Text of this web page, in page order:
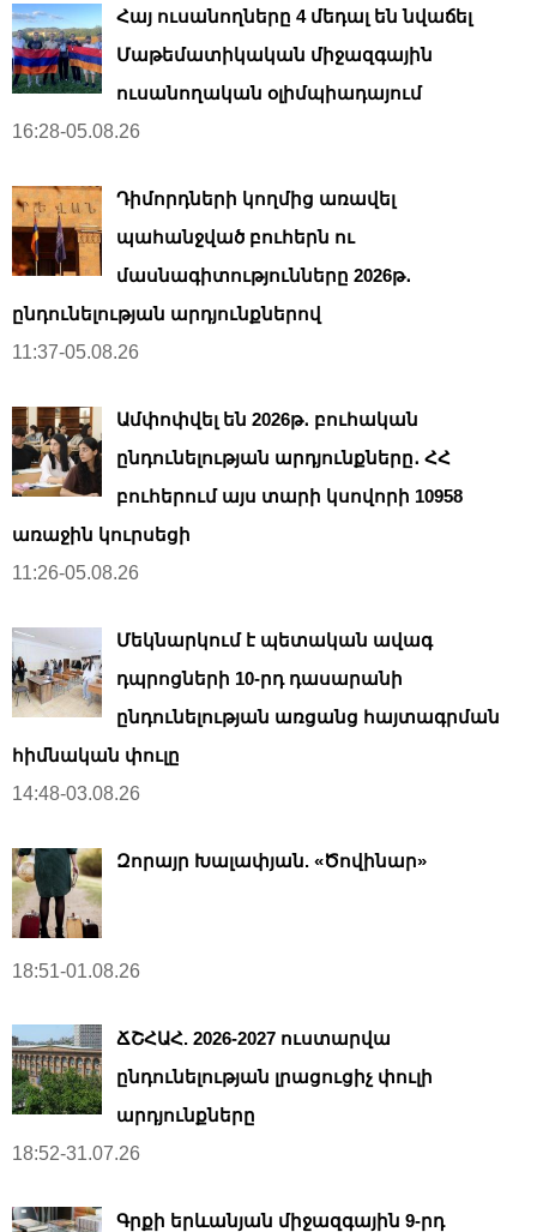
Հայ ուսանողները 4 մեդալ են նվաճել
Մաթեմատիկական միջազգային
ուսանողական օլիմպիադայում
16:28-05.08.26
Դիմորդների կողմից առավել
պահանջված բուհերն ու
մասնագիտությունները 2026թ․
ընդունելության արդյունքներով
11:37-05.08.26
Ամփոփվել են 2026թ․ բուհական
ընդունելության արդյունքները․ ՀՀ
բուհերում այս տարի կսովորի 10958
առաջին կուրսեցի
11:26-05.08.26
Մեկնարկում է պետական ավագ
դպրոցների 10-րդ դասարանի
ընդունելության առցանց հայտագրման
հիմնական փուլը
14:48-03.08.26
Զորայր Խալափյան. «Ծովինար»
18:51-01.08.26
ՃՇՀԱՀ. 2026-2027 ուստարվա
ընդունելության լրացուցիչ փուլի
արդյունքները
18:52-31.07.26
Գրքի երևանյան միջազգային 9-րդ